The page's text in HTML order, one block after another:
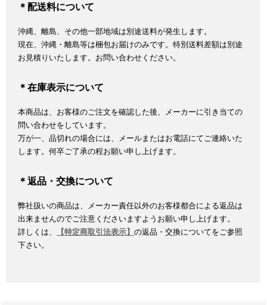
＊配送料について
沖縄、離島、その他一部地域は別途送料が発生します。
現在、沖縄・離島等は梱包お届けのみです。特別送料差額は別途
お見積りいたします。お問い合わせください。
＊在庫表示について
本商品は、お客様のご注文を確認した後、メーカーに引き当ての
問い合わせをしています。
万が一、品切れの場合には、メールまたはお電話にてご連絡いた
します。何卒ご了承の程お願い申し上げます。
＊返品・交換について
弊社扱いの商品は、メーカー責任以外のお客様都合による返品は
出来ませんのでご注意くださいますようお願い申し上げます。
詳しくは、
【特定商取引法表示】 の返品・交換についてをご参照
下さい。